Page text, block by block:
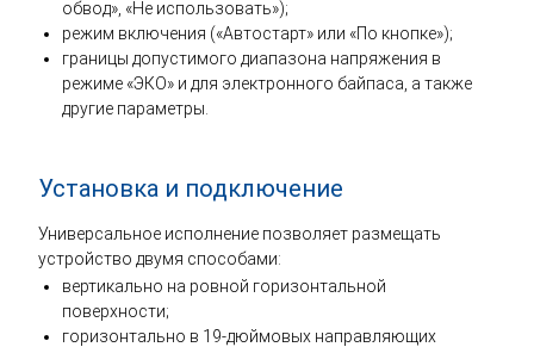
обвод», «Не использовать»);
режим включения («Автостарт» или «По кнопке»);
границы допустимого диапазона напряжения в
режиме «ЭКО» и для электронного байпаса, а также
другие параметры.
Установка и подключение
Универсальное исполнение позволяет размещать
устройство двумя способами:
вертикально на ровной горизонтальной
поверхности;
горизонтально в 19-дюймовых направляющих